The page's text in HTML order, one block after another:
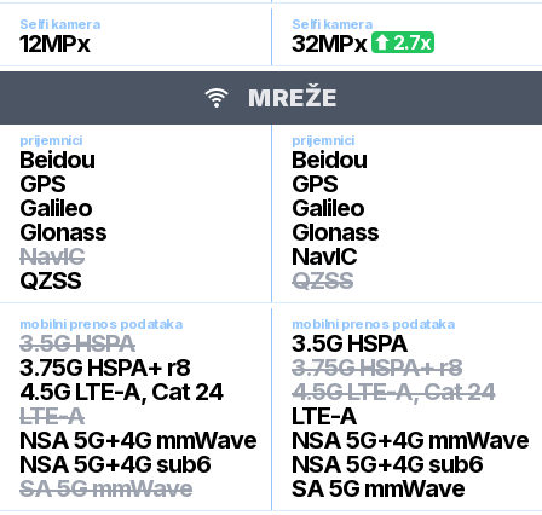
Selfi kamera
12MPx
Selfi kamera
32MPx 2.7x
MREŽE
prijemnici
Beidou
GPS
Galileo
Glonass
NavIC
QZSS
prijemnici
Beidou
GPS
Galileo
Glonass
NavIC
QZSS
mobilni prenos podataka
3.5G HSPA
3.75G HSPA+ r8
4.5G LTE-A, Cat 24
LTE-A
NSA 5G+4G mmWave
NSA 5G+4G sub6
SA 5G mmWave
mobilni prenos podataka
3.5G HSPA
3.75G HSPA+ r8
4.5G LTE-A, Cat 24
LTE-A
NSA 5G+4G mmWave
NSA 5G+4G sub6
SA 5G mmWave